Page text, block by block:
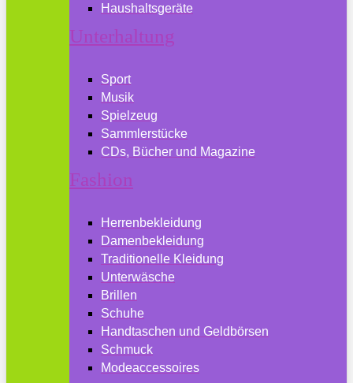
Haushaltsgeräte
Unterhaltung
Sport
Musik
Spielzeug
Sammlerstücke
CDs, Bücher und Magazine
Fashion
Herrenbekleidung
Damenbekleidung
Traditionelle Kleidung
Unterwäsche
Brillen
Schuhe
Handtaschen und Geldbörsen
Schmuck
Modeaccessoires